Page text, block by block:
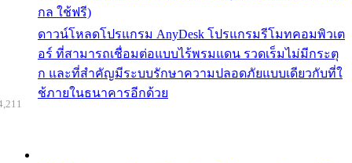
กล ใช้ฟรี)
ดาวน์โหลดโปรแกรม AnyDesk โปรแกรมรีโมทคอมพิวเต
อร์ ที่สามารถเชื่อมต่อแบบไร้พรมแดน รวดเร็มไม่มีกระตุ
ก และที่สำคัญมีระบบรักษาความปลอดภัยแบบเดียวกับที่ใ
ช้ภายในธนาคารอีกด้วย